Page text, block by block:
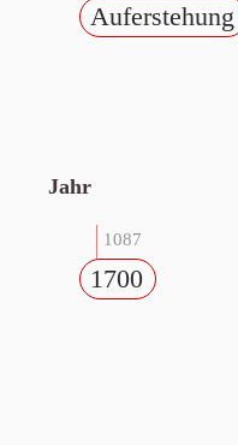
Auferstehung
Jahr
1087
1700